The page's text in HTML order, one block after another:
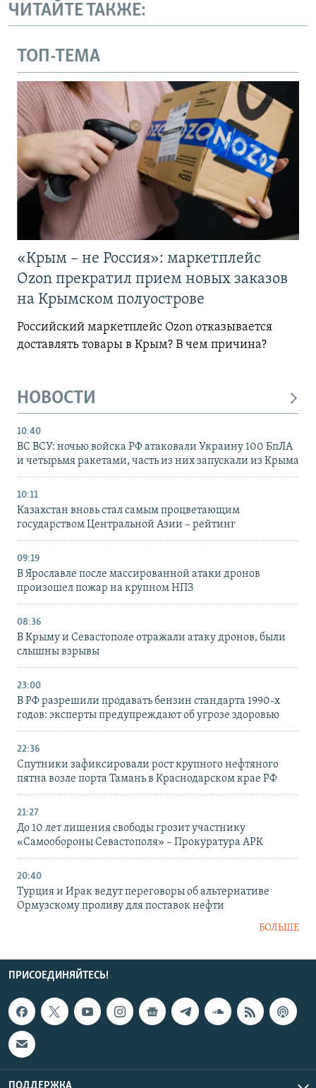
ЧИТАЙТЕ ТАКЖЕ:
ТОП-ТЕМА
«Крым – не Россия»: маркетплейс
Ozon прекратил прием новых заказов
на Крымском полуострове
Российский маркетплейс Ozon отказывается
доставлять товары в Крым? В чем причина?
НОВОСТИ
10:40
ВС ВСУ: ночью войска РФ атаковали Украину 100 БпЛА
и четырьмя ракетами, часть из них запускали из Крыма
10:11
Казахстан вновь стал самым процветающим
государством Центральной Азии – рейтинг
09:19
В Ярославле после массированной атаки дронов
произошел пожар на крупном НПЗ
08:36
В Крыму и Севастополе отражали атаку дронов, были
слышны взрывы
23:00
В РФ разрешили продавать бензин стандарта 1990-х
годов: эксперты предупреждают об угрозе здоровью
22:36
Спутники зафиксировали рост крупного нефтяного
пятна возле порта Тамань в Краснодарском крае РФ
21:27
До 10 лет лишения свободы грозит участнику
«Самообороны Севастополя» – Прокуратура АРК
20:40
Турция и Ирак ведут переговоры об альтернативе
Ормузскому проливу для поставок нефти
БОЛЬШЕ
ПРИСОЕДИНЯЙТЕСЬ!